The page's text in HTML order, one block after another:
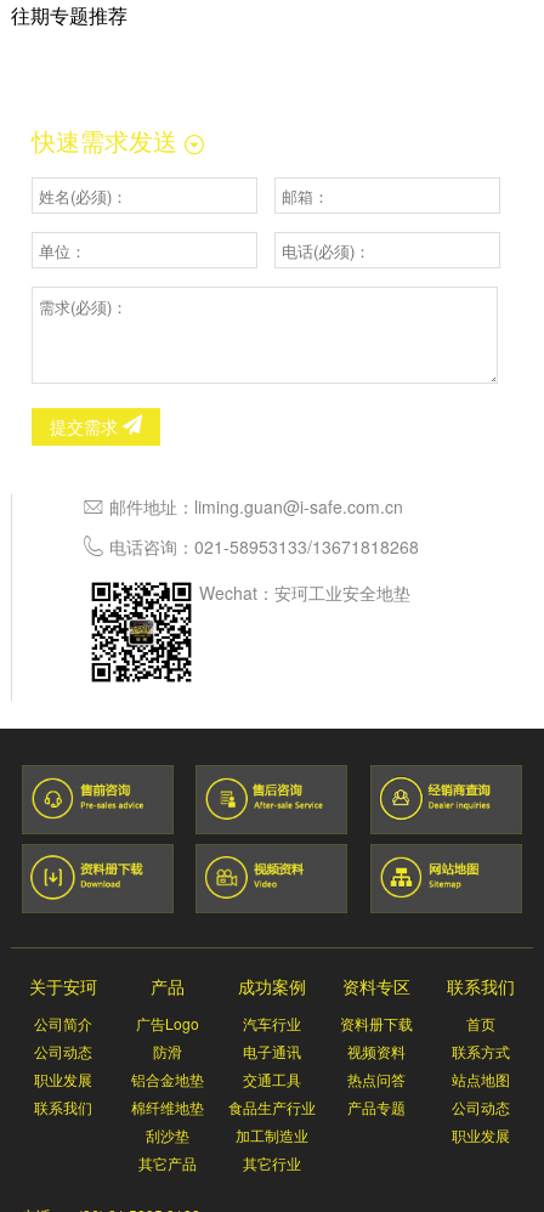
往期专题推荐
快速需求发送
提交需求
邮件地址： liming.guan@i-safe.com.cn
电话咨询： 021-58953133/13671818268
Wechat：安珂工业安全地垫
关于安珂
公司简介
公司动态
职业发展
联系我们
产品
广告Logo
防滑
铝合金地垫
棉纤维地垫
刮沙垫
其它产品
成功案例
汽车行业
电子通讯
交通工具
食品生产行业
加工制造业
其它行业
资料专区
资料册下载
视频资料
热点问答
产品专题
联系我们
首页
联系方式
站点地图
公司动态
职业发展